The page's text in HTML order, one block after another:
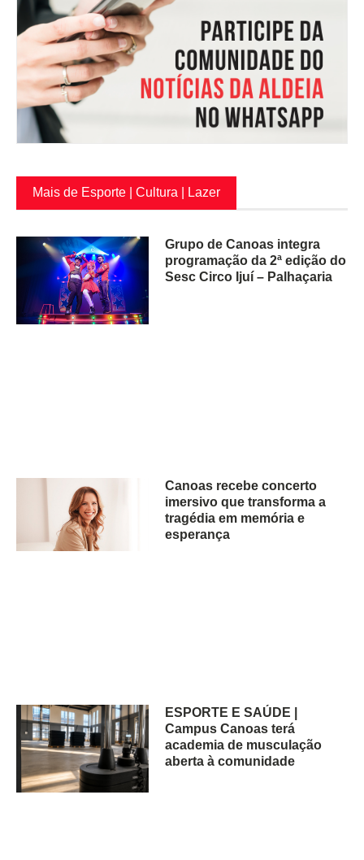
Mais de Esporte | Cultura | Lazer
Grupo de Canoas integra
programação da 2ª edição do
Sesc Circo Ijuí – Palhaçaria
Canoas recebe concerto
imersivo que transforma a
tragédia em memória e
esperança
ESPORTE E SAÚDE |
Campus Canoas terá
academia de musculação
aberta à comunidade